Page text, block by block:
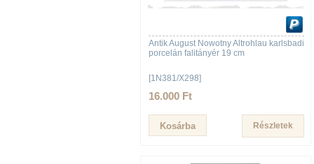
Antik August Nowotny Altrohlau karlsbadi
porcelán falitányér 19 cm
[1N381/X298]
16.000 Ft
Részletek